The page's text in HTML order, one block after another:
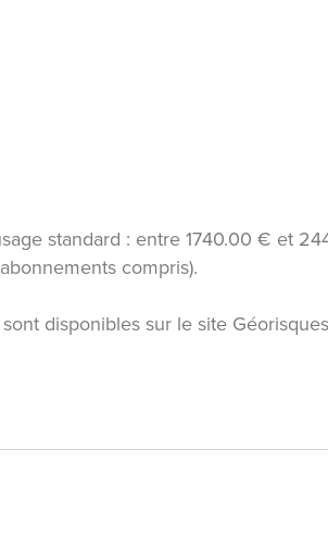
standard : entre 1740.00 € et
compris).
disponibles sur le site